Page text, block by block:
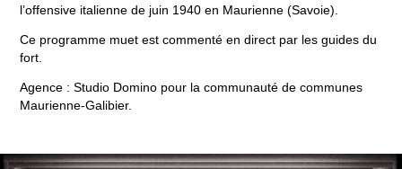
l’offensive italienne de juin 1940 en Maurienne (Savoie).
Ce programme muet est commenté en direct par les guides du
fort.
Agence : Studio Domino pour la communauté de communes
Maurienne-Galibier.